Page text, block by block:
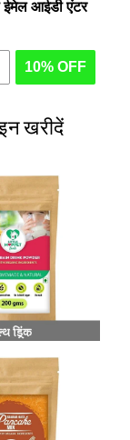
आईडी एंटर
10% OFF
खरीदें